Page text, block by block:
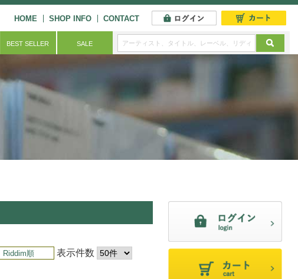
HOME SHOP INFO CONTACT
BEST SELLER SALE
Riddim順 表示件数